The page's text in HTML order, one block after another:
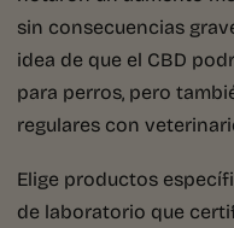
sin consecuencias
idea de que el CBD
para perros, pero
regulares con
Elige productos
de laboratorio que